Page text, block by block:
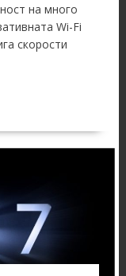
на много
Wi-Fi
скорости